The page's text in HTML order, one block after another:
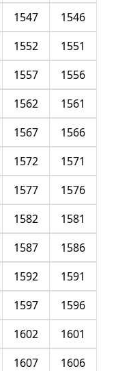
1546
1547
1551
1552
1556
1557
1561
1562
1566
1567
1571
1572
1576
1577
1581
1582
1586
1587
1591
1592
1596
1597
1601
1602
1606
1607